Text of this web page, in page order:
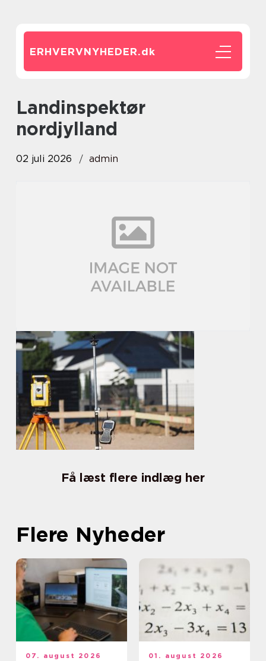
ERHVERVNYHEDER.dk
landinspektør
nordjylland
02 juli 2026 admin
Få læst flere indlæg her
Flere Nyheder
07. august 2026 01. august 2026